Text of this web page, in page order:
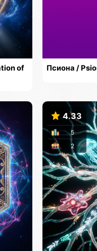
of
Псиона /
4.33
2
5